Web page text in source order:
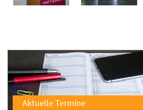
Aktuelle Termine